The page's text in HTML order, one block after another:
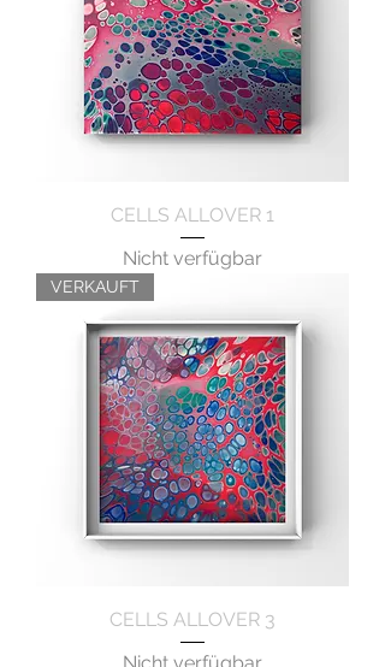
CELLS ALLOVER 1
Nicht verfügbar
VERKAUFT
CELLS ALLOVER 3